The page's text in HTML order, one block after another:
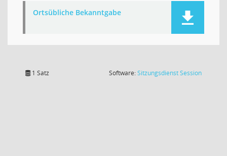
Ortsübliche Bekanntgabe
1 Satz Software:SitzungsdienstSession(Wird in